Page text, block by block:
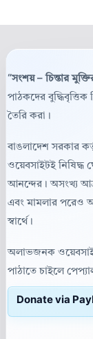
“সংশয় – চিন্তার
পাঠকদের
তৈরি করা।
বাঙলাদেশ সরকার
ওয়েবসাইটই নিষিদ্ধ
আনন্দের। অসংখ্য
এবং মামলার পরেও
স্বার্থে।
অলাভজনক
পাঠাতে চাইলে
Donate via